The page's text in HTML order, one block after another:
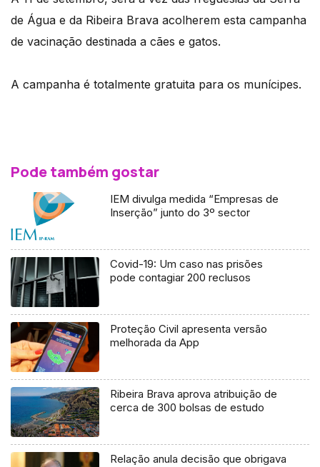
de Água e da Ribeira Brava acolherem esta campanha
de vacinação destinada a cães e gatos.
A campanha é totalmente gratuita para os munícipes.
Pode também gostar
IEM divulga medida “Empresas de
Inserção” junto do 3º sector
Covid-19: Um caso nas prisões
pode contagiar 200 reclusos
Proteção Civil apresenta versão
melhorada da App
Ribeira Brava aprova atribuição de
cerca de 300 bolsas de estudo
Relação anula decisão que obrigava